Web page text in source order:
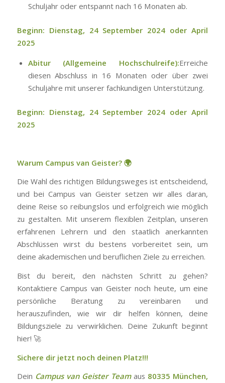
Schuljahr oder entspannt nach 16 Monaten ab.
Beginn: Dienstag, 24 September 2024 oder April
2025
Abitur (Allgemeine Hochschulreife):Erreiche
diesen Abschluss in 16 Monaten oder über zwei
Schuljahre mit unserer fachkundigen Unterstützung.
Beginn: Dienstag, 24 September 2024 oder April
2025
Warum Campus van Geister? 🌍
Die Wahl des richtigen Bildungsweges ist entscheidend,
und bei Campus van Geister setzen wir alles daran,
deine Reise so reibungslos und erfolgreich wie möglich
zu gestalten. Mit unserem flexiblen Zeitplan, unseren
erfahrenen Lehrern und den staatlich anerkannten
Abschlüssen wirst du bestens vorbereitet sein, um
deine akademischen und beruflichen Ziele zu erreichen.
Bist du bereit, den nächsten Schritt zu gehen?
Kontaktiere Campus van Geister noch heute, um eine
persönliche Beratung zu vereinbaren und
herauszufinden, wie wir dir helfen können, deine
Bildungsziele zu verwirklichen. Deine Zukunft beginnt
hier! 🚀
Sichere dir jetzt noch deinen Platz!!!
Dein Campus van Geister Teamaus 80335 München,